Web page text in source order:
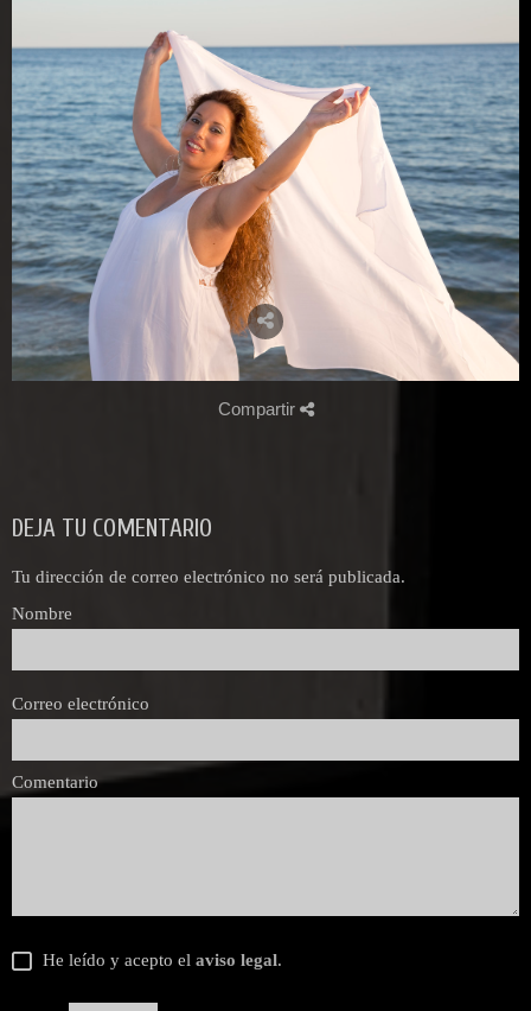
Compartir
DEJA TU COMENTARIO
Tu dirección de correo electrónico no será publicada.
Nombre
Correo electrónico
Comentario
He leído y acepto el aviso legal.